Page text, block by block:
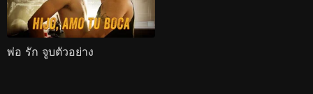
พ่อ รัก จูบตัวอย่าง